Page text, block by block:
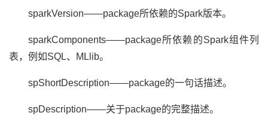
sparkVersion——package所依赖的Spark版本。
sparkComponents——package所依赖的Spark组件列
表，例如SQL、MLlib。
spShortDescription——package的一句话描述。
spDescription——关于package的完整描述。